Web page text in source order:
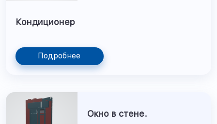
Кондиционер
Подробнее
Окно в стене.